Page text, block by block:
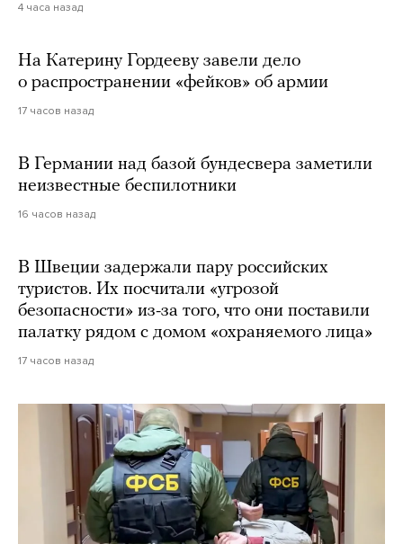
4 часа назад
На Катерину Гордееву завели дело
о распространении «фейков» об армии
17 часов назад
В Германии над базой бундесвера заметили
неизвестные беспилотники
16 часов назад
В Швеции задержали пару российских
туристов. Их посчитали «угрозой
безопасности» из-за того, что они поставили
палатку рядом с домом «охраняемого лица»
17 часов назад